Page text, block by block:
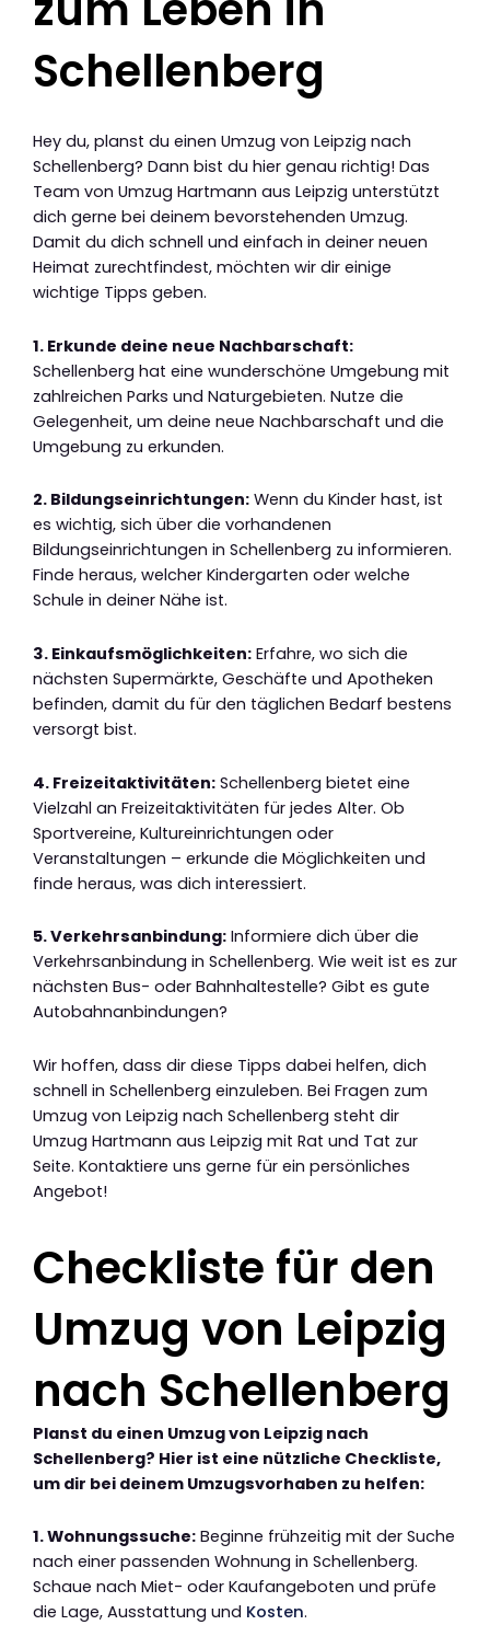
Schellenberg
Hey du, planst du einen Umzug von Leipzig nach
Schellenberg? Dann bist du hier genau richtig! Das
Team von Umzug Hartmann aus Leipzig unterstützt
dich gerne bei deinem bevorstehenden Umzug.
Damit du dich schnell und einfach in deiner neuen
Heimat zurechtfindest, möchten wir dir einige
wichtige Tipps geben.
1. Erkunde deine neue Nachbarschaft:
Schellenberg hat eine wunderschöne Umgebung mit
zahlreichen Parks und Naturgebieten. Nutze die
Gelegenheit, um deine neue Nachbarschaft und die
Umgebung zu erkunden.
2. Bildungseinrichtungen: Wenn du Kinder hast, ist
es wichtig, sich über die vorhandenen
Bildungseinrichtungen in Schellenberg zu informieren.
Finde heraus, welcher Kindergarten oder welche
Schule in deiner Nähe ist.
3. Einkaufsmöglichkeiten: Erfahre, wo sich die
nächsten Supermärkte, Geschäfte und Apotheken
befinden, damit du für den täglichen Bedarf bestens
versorgt bist.
4. Freizeitaktivitäten: Schellenberg bietet eine
Vielzahl an Freizeitaktivitäten für jedes Alter. Ob
Sportvereine, Kultureinrichtungen oder
Veranstaltungen – erkunde die Möglichkeiten und
finde heraus, was dich interessiert.
5. Verkehrsanbindung: Informiere dich über die
Verkehrsanbindung in Schellenberg. Wie weit ist es zur
nächsten Bus- oder Bahnhaltestelle? Gibt es gute
Autobahnanbindungen?
Wir hoffen, dass dir diese Tipps dabei helfen, dich
schnell in Schellenberg einzuleben. Bei Fragen zum
Umzug von Leipzig nach Schellenberg steht dir
Umzug Hartmann aus Leipzig mit Rat und Tat zur
Seite. Kontaktiere uns gerne für ein persönliches
Angebot!
Checkliste für den
Umzug von Leipzig
nach Schellenberg
Planst du einen Umzug von Leipzig nach
Schellenberg? Hier ist eine nützliche Checkliste,
um dir bei deinem Umzugsvorhaben zu helfen:
1. Wohnungssuche: Beginne frühzeitig mit der Suche
nach einer passenden Wohnung in Schellenberg.
Schaue nach Miet- oder Kaufangeboten und prüfe
die Lage, Ausstattung und Kosten.